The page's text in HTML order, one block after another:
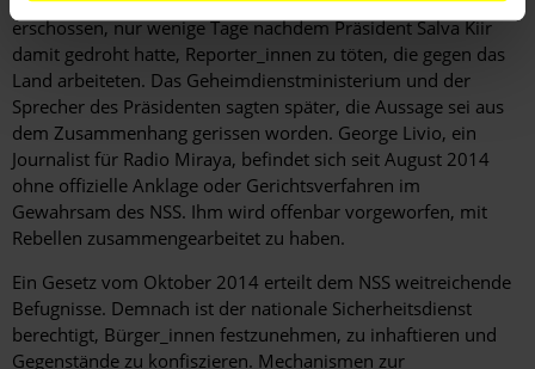
erschossen, nur wenige Tage nachdem Präsident Salva Kiir
damit gedroht hatte, Reporter_innen zu töten, die gegen das
Land arbeiteten. Das Geheimdienstministerium und der
Sprecher des Präsidenten sagten später, die Aussage sei aus
dem Zusammenhang gerissen worden. George Livio, ein
Journalist für Radio Miraya, befindet sich seit August 2014
ohne offizielle Anklage oder Gerichtsverfahren im
Gewahrsam des NSS. Ihm wird offenbar vorgeworfen, mit
Rebellen zusammengearbeitet zu haben.
Ein Gesetz vom Oktober 2014 erteilt dem NSS weitreichende
Befugnisse. Demnach ist der nationale Sicherheitsdienst
berechtigt, Bürger_innen festzunehmen, zu inhaftieren und
Gegenstände zu konfiszieren. Mechanismen zur